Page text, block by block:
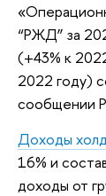
“РЖД” за
(+43% к
2022 году)
сообщении
Доходы
16% и
доходы от